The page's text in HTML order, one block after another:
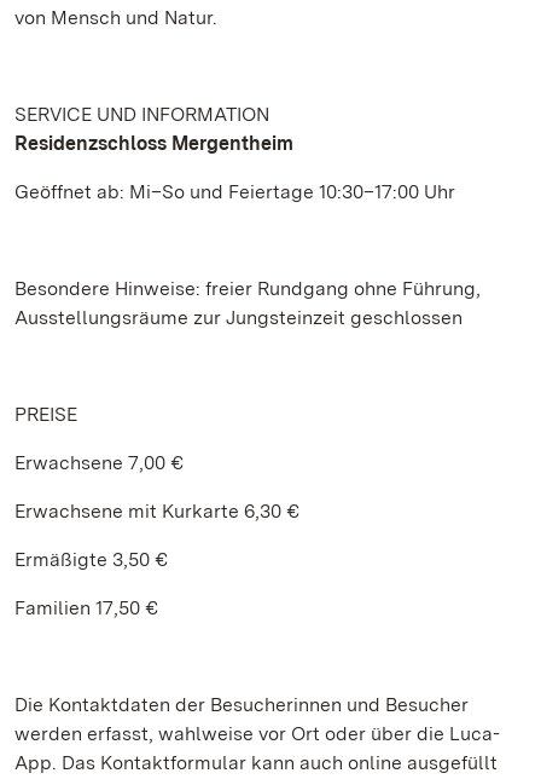
von Mensch und Natur.
SERVICE UND INFORMATION
Residenzschloss Mergentheim
Geöffnet ab: Mi–So und Feiertage 10:30–17:00 Uhr
Besondere Hinweise: freier Rundgang ohne Führung,
Ausstellungsräume zur Jungsteinzeit geschlossen
PREISE
Erwachsene 7,00 €
Erwachsene mit Kurkarte 6,30 €
Ermäßigte 3,50 €
Familien 17,50 €
Die Kontaktdaten der Besucherinnen und Besucher
werden erfasst, wahlweise vor Ort oder über die Luca-
App. Das Kontaktformular kann auch online ausgefüllt